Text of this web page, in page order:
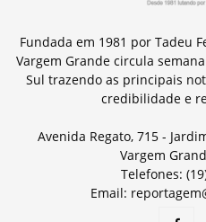
Fundada em 1981 por Tadeu
Vargem Grande circula
Sul trazendo as principais
credibilidade e
Avenida Regato, 715 -
Vargem
Telefones:
Email: